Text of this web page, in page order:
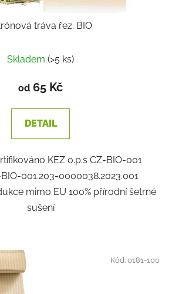
tráva řez. BIO
Skladem (>5 ks)
od 65 Kč
DETAIL
KEZ o.p.s CZ-BIO-001
001.203-0000038.2023.001
mimo EU 100% přírodní šetrné
sušení
Kód:0181-100